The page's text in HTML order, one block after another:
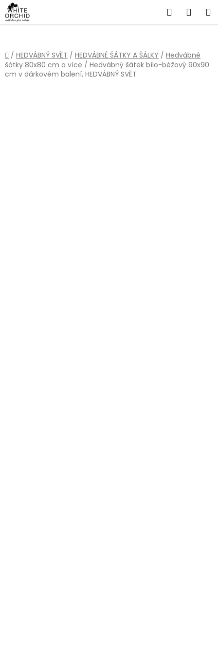
Přejít
na
obsah
Hledat
Domů
/ HEDVÁBNÝ SVĚT / HEDVÁBNÉ ŠÁTKY A ŠÁLKY / Hedvábné
šátky 80x80 cm a více / Hedvábný šátek bílo-béžový 90x90
cm v dárkovém balení, HEDVÁBNÝ SVĚT